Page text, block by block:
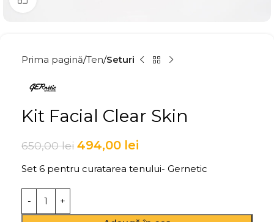
Prima pagină Ten Seturi
Kit Facial Clear Skin
650,00lei 494,00 lei
Set 6 pentru curatarea tenului- Gernetic